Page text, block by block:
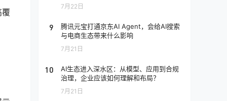
7月22日
9
腾讯元宝打通京东AI Agent，会给AI搜索
与电商生态带来什么影响
7月21日
10
AI生态进入深水区：从模型、应用到合规
治理，企业应该如何理解和布局？
7月21日